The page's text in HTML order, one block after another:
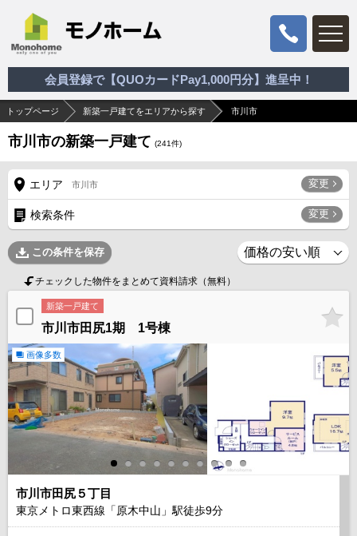
会員登録で【QUOカードPay1,000円分】進呈中！
トップページ 新築一戸建てをエリアから探す 市川市
市川市の新築一戸建て (241件)
エリア 市川市 変更
検索条件 変更
この条件を保存
チェックした物件をまとめて資料請求（無料）
新築一戸建て
市川市田尻1期 1号棟
画像多数
市川市田尻５丁目
東京メトロ東西線「原木中山」駅徒歩9分